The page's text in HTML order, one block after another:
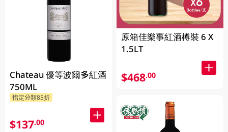
Chateau 優等波爾多紅酒
750ML
指定分類85折
$137.00
原箱佳樂事紅酒樽裝 6 X
1.5LT
$468.00